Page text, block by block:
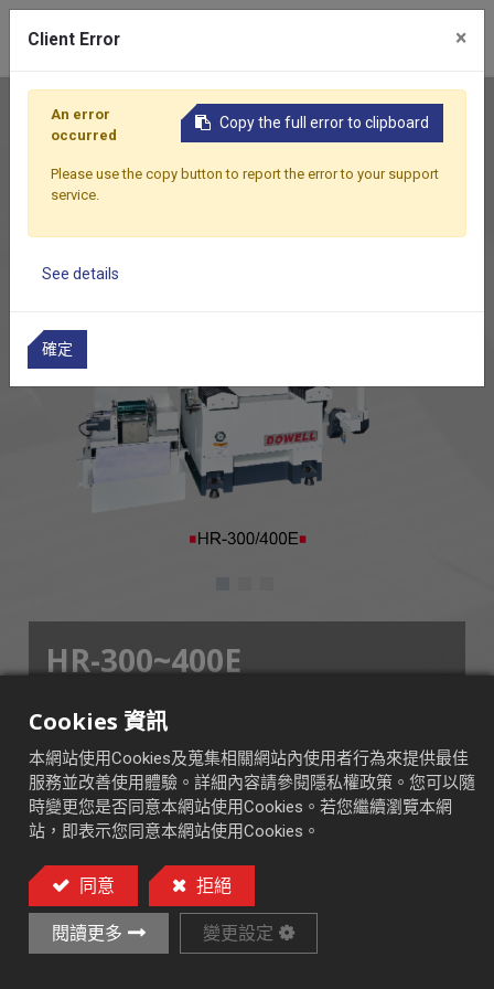
首頁 產品 旋轉台式平面磨床 HR-300~400E
HR-300~400E
臥式旋轉台式平面磨床
■ CNC 控制系統 (OPT.)
加入詢價車
Cookies 資訊
本網站使用Cookies及蒐集相關網站內使用者行為來提供最佳
服務並改善使用體驗。詳細內容請參閱隱私權政策。您可以隨
時變更您是否同意本網站使用Cookies。若您繼續瀏覽本網
站，即表示您同意本網站使用Cookies。
同意 拒絕
閱讀更多 變更設定
Client Error ×
Copy the full error to clipboard
An error
occurred
Please use the copy button to report the error to your support
service.
See details
確定